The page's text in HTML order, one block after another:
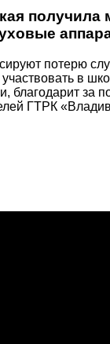
получила
потерю
участвовать в
благодарит за
ГТРК